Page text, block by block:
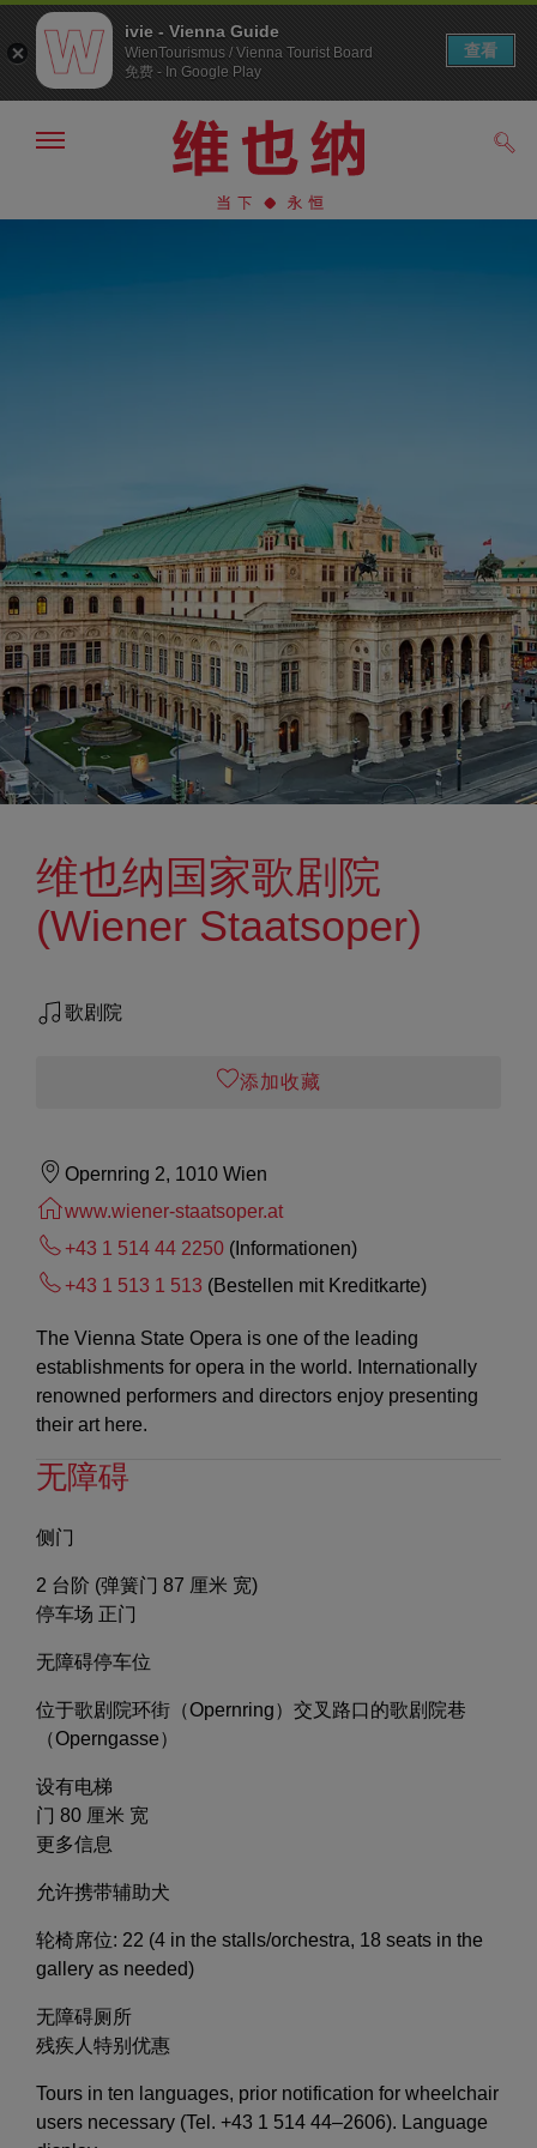
显
藏
维也纳国家歌剧院
(Wiener Staatsoper)
歌剧院
添加收藏
Opernring 2, 1010 Wien
www.wiener-staatsoper.at
+43 1 514 44 2250 (Informationen)
+43 1 513 1 513 (Bestellen mit Kreditkarte)
The Vienna State Opera is one of the leading
establishments for opera in the world. Internationally
renowned performers and directors enjoy presenting
their art here.
无障碍
侧门
2 台阶 (弹簧门 87 厘米 宽)
停车场 正门
无障碍停车位
位于歌剧院环街（Opernring）交叉路口的歌剧院巷
（Operngasse）
设有电梯
门 80 厘米 宽
更多信息
允许携带辅助犬
轮椅席位: 22 (4 in the stalls/orchestra, 18 seats in the
gallery as needed)
无障碍厕所
残疾人特别优惠
Tours in ten languages, prior notification for wheelchair
users necessary (Tel. +43 1 514 44–2606). Language
ivie - Vienna Guide
WienTourismus / Vienna Tourist Board
免费 - In Google Play
查看